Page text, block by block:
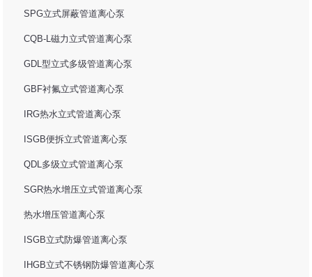
SPG立式屏蔽管道离心泵
CQB-L磁力立式管道离心泵
GDL型立式多级管道离心泵
GBF衬氟立式管道离心泵
IRG热水立式管道离心泵
ISGB便拆立式管道离心泵
QDL多级立式管道离心泵
SGR热水增压立式管道离心泵
热水增压管道离心泵
ISGB立式防爆管道离心泵
IHGB立式不锈钢防爆管道离心泵